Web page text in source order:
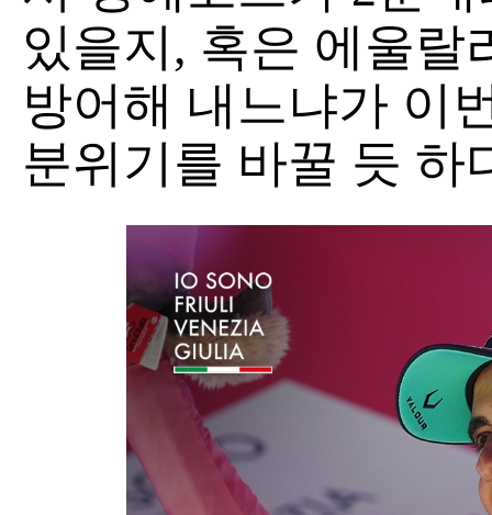
있을지, 혹은 에울랄
방어해 내느냐가 이
분위기를 바꿀 듯 하